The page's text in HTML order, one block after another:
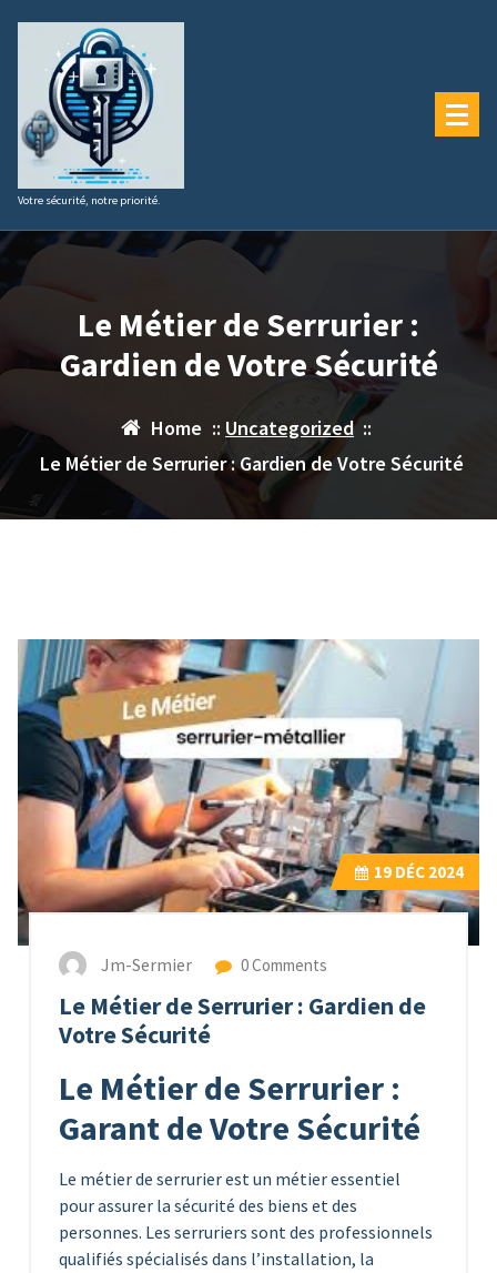
contenu
Votre sécurité, notre priorité.
Le Métier de Serrurier :
Gardien de Votre Sécurité
Home :: Uncategorized::
Le Métier de Serrurier : Gardien de Votre Sécurité
19 DÉC 2024
Jm-Sermier 0 Comments
Le Métier de Serrurier : Gardien de
Votre Sécurité
Le Métier de Serrurier :
Garant de Votre Sécurité
Le métier de serrurier est un métier essentiel
pour assurer la sécurité des biens et des
personnes. Les serruriers sont des professionnels
qualifiés spécialisés dans l’installation, la